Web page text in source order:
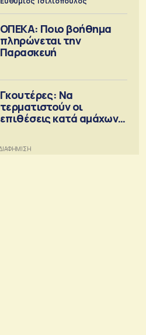
ΟΠΕΚΑ: Ποιο βοήθημα
πληρώνεται την
Παρασκευή
Γκουτέρες: Να
τερματιστούν οι
επιθέσεις κατά αμάχων